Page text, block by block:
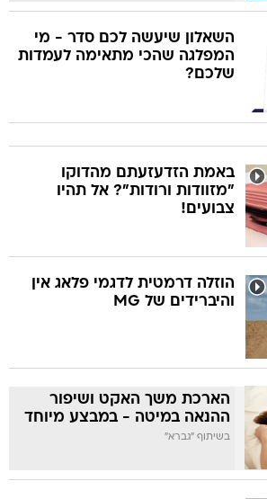
השאלון שיעשה לכם סדר - מי
המפלגה שהכי מתאימה לעמדות
שלכם?
באמת הזדעזעתם מהדוקו
"מזוודות ורודות"? אל תהיו
צבועים!
הוזלה דרמטית לדגמי פלאג אין
והיברידים של MG
הארכת משך האקט ושיפור
ההנאה במיטה - במבצע מיוחד
בשיתוף "גברא"